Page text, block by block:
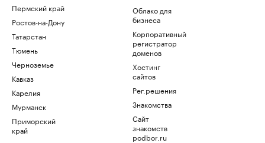
Пермский край
Ростов-на-Дону
Татарстан
Тюмень
Черноземье
Кавказ
Карелия
Мурманск
Приморский
край
Облако для
бизнеса
Корпоративный
регистратор
доменов
Хостинг
сайтов
Рег.решения
Знакомства
Сайт
знакомств
podbor.ru